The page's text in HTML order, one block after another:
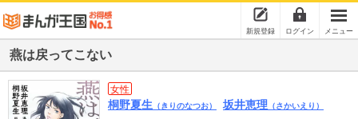
新規登録 ログイン メニュー
燕は戻ってこない
女性
桐野夏生 （きりのなつお） 坂井恵理 （さかいえり）